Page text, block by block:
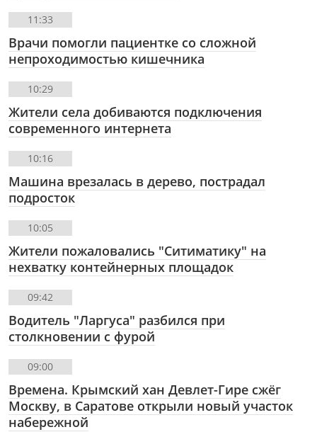
11:33
Врачи помогли пациентке со сложной
непроходимостью кишечника
10:29
Жители села добиваются подключения
современного интернета
10:16
Машина врезалась в дерево, пострадал
подросток
10:05
Жители пожаловались "Ситиматику" на
нехватку контейнерных площадок
09:42
Водитель "Ларгуса" разбился при
столкновении с фурой
09:00
Времена. Крымский хан Девлет-Гире сжëг
Москву, в Саратове открыли новый участок
набережной